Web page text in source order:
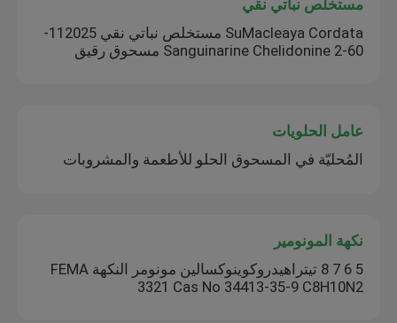
مستخلص نباتي نقي
SuMacleaya Cordata مستخلص نباتي نقي 112025-
60-2 Sanguinarine Chelidonine مسحوق رقيق
عامل الحلويات
المُحليّة في المسحوق الحلو للأطعمة والمشروبات
نكهة المونومير
5 6 7 8 تيتراهيدروكوينوكسالين مونومر النكهة FEMA
3321 Cas No 34413-35-9 C8H10N2